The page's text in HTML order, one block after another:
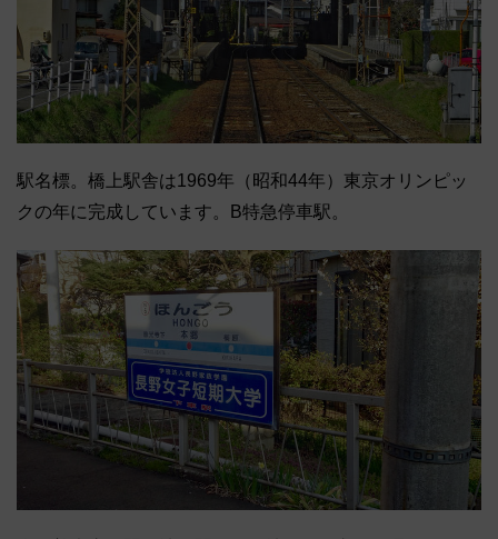
駅名標。橋上駅舎は1969年（昭和44年）東京オリンピッ
クの年に完成しています。B特急停車駅。